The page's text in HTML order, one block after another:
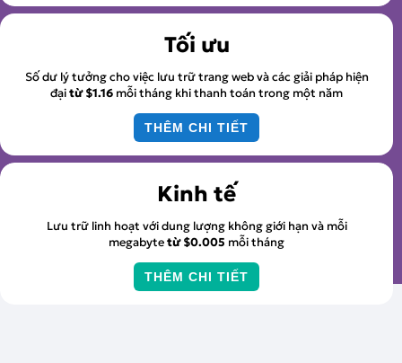
Tối ưu
Số dư lý tưởng cho việc lưu trữ trang web và các giải pháp hiện
đạitừ$1.16 mỗi tháng khi thanh toán trong một năm
THÊM CHI TIẾT
Kinh tế
Lưu trữ linh hoạt với dung lượng không giới hạn và mỗi
megabytetừ$0.005 mỗi tháng
THÊM CHI TIẾT